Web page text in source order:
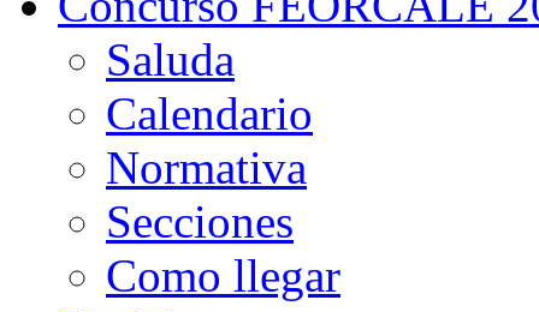
Saluda
Calendario
Normativa
Secciones
Como llegar